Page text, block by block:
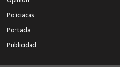
Policiacas
Portada
Publicidad